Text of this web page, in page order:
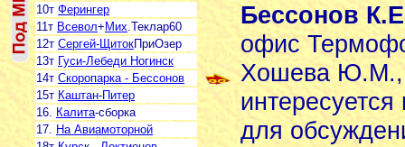
10т Ферингер
11т Всевол+ Мих.Теклар60
12т Сергей-ЩитокПриОзер
13т Гуси-Лебеди Ногинск
14т Скоропарка - Бессонов
15т Каштан-Питер
16. Калита-сборка
17. На Авиамоторной
Бессонов К.Е
офис
Хошева Ю.М.,
для